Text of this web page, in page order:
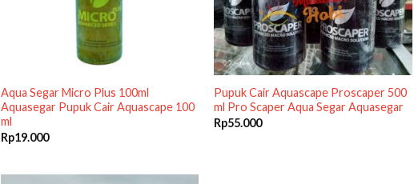
Aqua Segar Micro Plus 100ml
Aquasegar Pupuk Cair Aquascape 100
ml
Rp19.000
Pupuk Cair Aquascape Proscaper 500
ml Pro Scaper Aqua Segar Aquasegar
Rp55.000